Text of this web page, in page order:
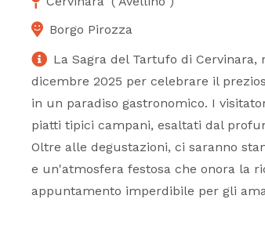
Borgo Pirozza
La Sagra del Tartufo di
dicembre 2025 per celebrare il
in un paradiso gastronomico. I
piatti tipici campani, esaltati dal
Oltre alle degustazioni, ci saranno
e un'atmosfera festosa che onora la
appuntamento imperdibile per gli